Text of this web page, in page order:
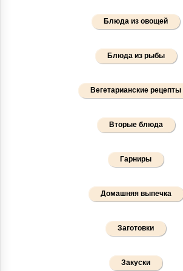
Блюда из овощей
Блюда из рыбы
Вегетарианские рецепты
Вторые блюда
Гарниры
Домашняя выпечка
Заготовки
Закуски